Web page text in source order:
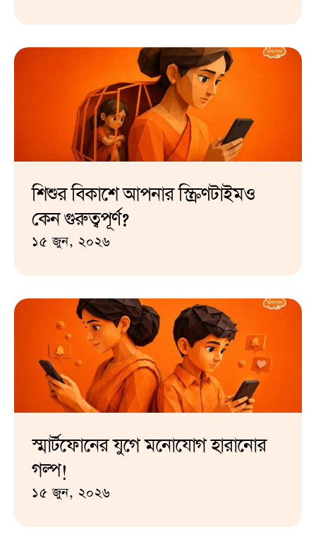
শিশুর বিকাশে আপনার স্ক্রিণটাইমও
কেন গুরুত্বপূর্ণ?
১৫ জুন, ২০২৬
স্মার্টফোনের যুগে মনোযোগ হারানোর
গল্প!
১৫ জুন, ২০২৬